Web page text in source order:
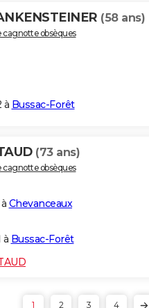
(58 ans)
cagnotte obsèques
à Bussac-Forêt
(73 ans)
cagnotte obsèques
Chevanceaux
à Bussac-Forêt
1 2 3 4